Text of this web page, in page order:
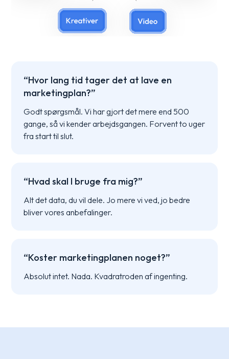
“Hvor lang tid tager det at lave en
marketingplan?”
Godt spørgsmål. Vi har gjort det mere end 500
gange, så vi kender arbejdsgangen. Forvent to uger
fra start til slut.
“Hvad skal I bruge fra mig?”
Alt det data, du vil dele. Jo mere vi ved, jo bedre
bliver vores anbefalinger.
“Koster marketingplanen noget?”
Absolut intet. Nada. Kvadratroden af ingenting.